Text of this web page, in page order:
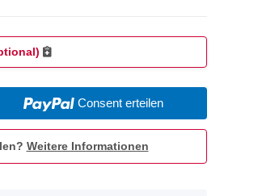
Consent erteilen
Weitere Informationen